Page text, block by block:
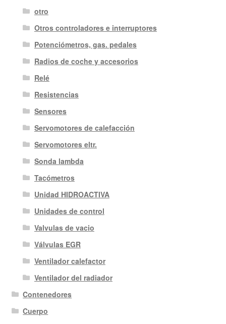
otro
Otros controladores e interruptores
Potenciómetros, gas. pedales
Radios de coche y accesorios
Relé
Resistencias
Sensores
Servomotores de calefacción
Servomotores eltr.
Sonda lambda
Tacómetros
Unidad HIDROACTIVA
Unidades de control
Valvulas de vacio
Válvulas EGR
Ventilador calefactor
Ventilador del radiador
Contenedores
Cuerpo